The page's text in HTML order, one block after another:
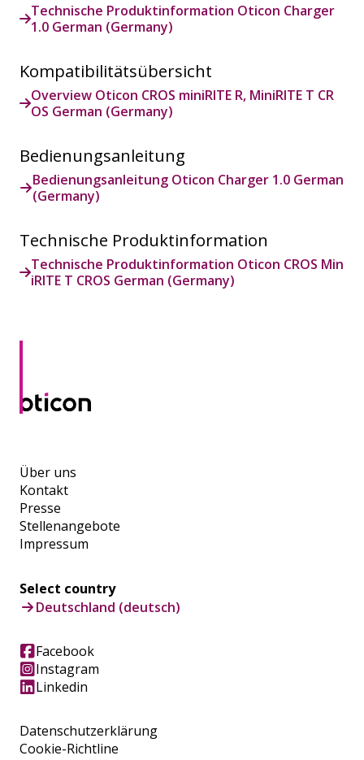
Technische Produktinformation Oticon Charger
1.0 German (Germany)
Kompatibilitätsübersicht
Overview Oticon CROS miniRITE R, MiniRITE T CR
OS German (Germany)
Bedienungsanleitung
Bedienungsanleitung Oticon Charger 1.0 German
(Germany)
Technische Produktinformation
Technische Produktinformation Oticon CROS Min
iRITE T CROS German (Germany)
Über uns
Kontakt
Presse
Stellenangebote
Impressum
Datenschutzerklärung
Cookie-Richtline
Select country
Deutschland (deutsch)
Facebook
Instagram
Linkedin